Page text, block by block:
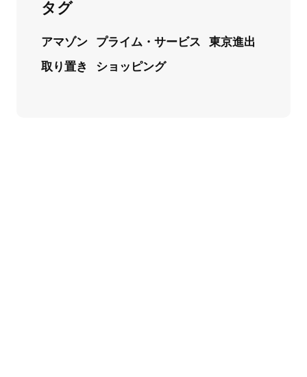
タグ
アマゾン プライム・サービス 東京進出
取り置き
ショッピング